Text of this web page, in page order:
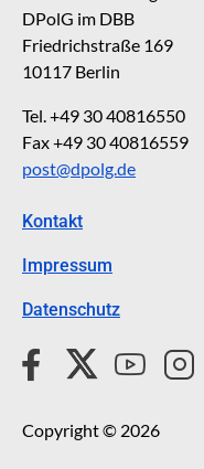
DPolG im DBB
Friedrichstraße 169
10117 Berlin
Tel. +49 30 40816550
Fax +49 30 40816559
post@dpolg.de
Kontakt
Impressum
Datenschutz
Copyright © 2026